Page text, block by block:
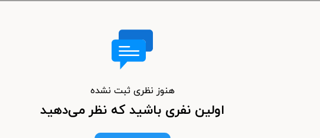
هنوز نظری ثبت نشده
اولین نفری باشید که نظر می‌دهید